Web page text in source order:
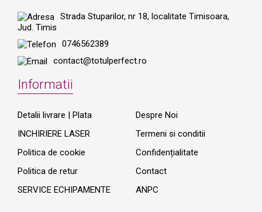
Strada Stuparilor, nr 18, localitate Timisoara,
Jud. Timis
0746562389
contact@totulperfect.ro
Informatii
Detalii livrare | Plata
INCHIRIERE LASER
Politica de cookie
Politica de retur
SERVICE ECHIPAMENTE
Despre Noi
Termeni si conditii
Confidențialitate
Contact
ANPC